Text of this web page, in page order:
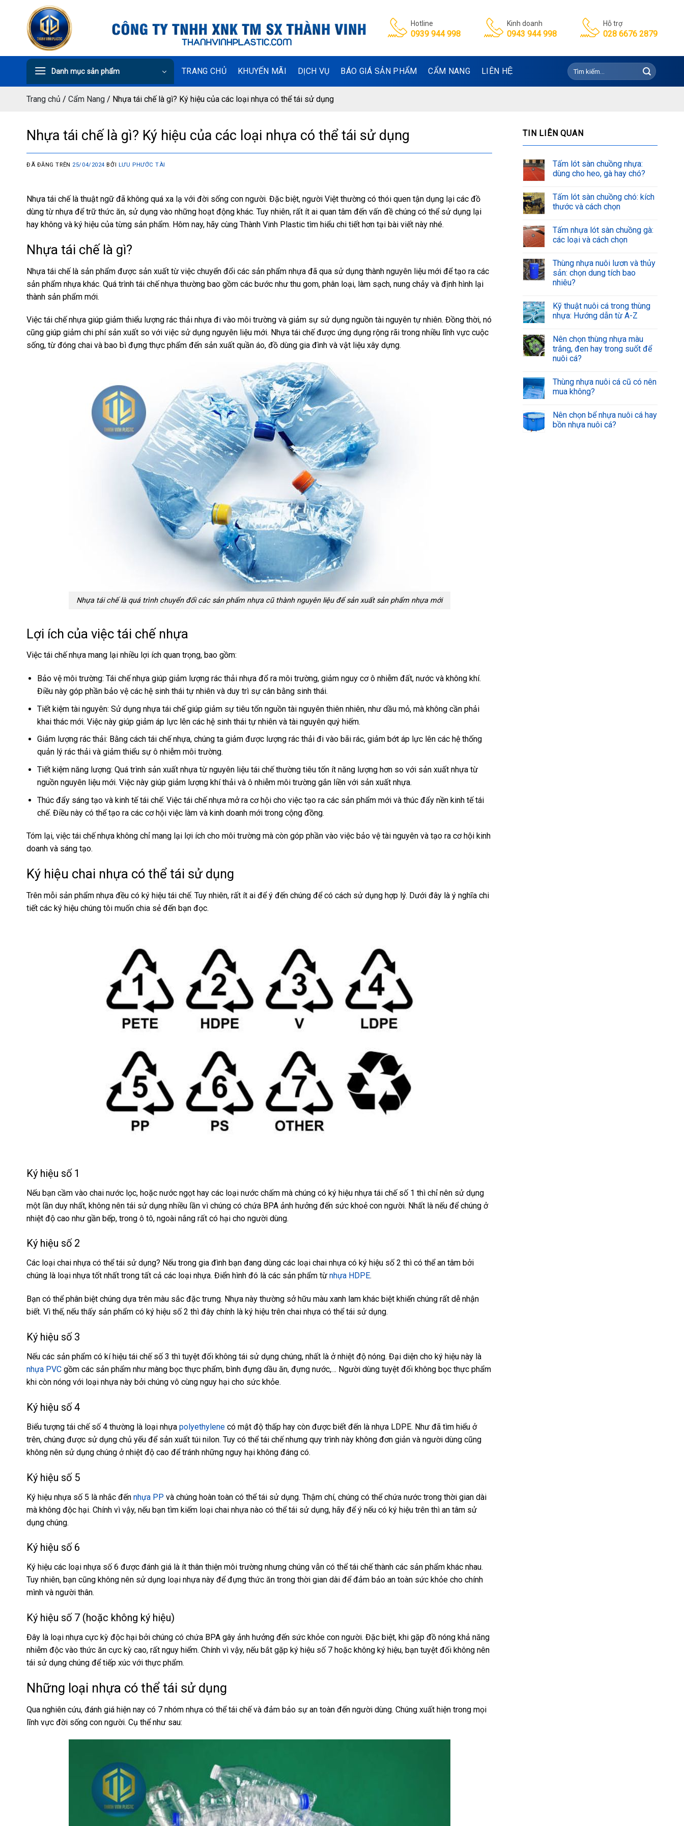
Hotline
0939 944 998
Kinh doanh
0943 944 998
Hỗ trợ
028 6676 2879
Danh mục sản phẩm TRANG CHỦ KHUYẾN MÃI DỊCH VỤ BÁO GIÁ SẢN PHẨM CẨM NANG LIÊN HỆ
Tìm
kiếm:
Trang chủ / Cẩm Nang / Nhựa tái chế là gì? Ký hiệu của các loại nhựa có thể tái sử dụng
Nhựa tái chế là gì? Ký hiệu của các loại nhựa có thể tái sử dụng
ĐÃ ĐĂNG TRÊN 25/04/2024 BỞI LƯU PHƯỚC TÀI
Nhựa tái chế là thuật ngữ đã không quá xa lạ với đời sống con người. Đặc biệt, người Việt thường có thói quen tận dụng lại các đồ
dùng từ nhựa để trữ thức ăn, sử dụng vào những hoạt động khác. Tuy nhiên, rất ít ai quan tâm đến vấn đề chúng có thể sử dụng lại
hay không và ký hiệu của từng sản phẩm. Hôm nay, hãy cùng Thành Vinh Plastic tìm hiểu chi tiết hơn tại bài viết này nhé.
Nhựa tái chế là gì?
Nhựa tái chế là sản phẩm được sản xuất từ việc chuyển đổi các sản phẩm nhựa đã qua sử dụng thành nguyên liệu mới để tạo ra các
sản phẩm nhựa khác. Quá trình tái chế nhựa thường bao gồm các bước như thu gom, phân loại, làm sạch, nung chảy và định hình lại
thành sản phẩm mới.
Việc tái chế nhựa giúp giảm thiểu lượng rác thải nhựa đi vào môi trường và giảm sự sử dụng nguồn tài nguyên tự nhiên. Đồng thời, nó
cũng giúp giảm chi phí sản xuất so với việc sử dụng nguyên liệu mới. Nhựa tái chế được ứng dụng rộng rãi trong nhiều lĩnh vực cuộc
sống, từ đóng chai và bao bì đựng thực phẩm đến sản xuất quần áo, đồ dùng gia đình và vật liệu xây dựng.
Nhựa tái chế là quá trình chuyển đổi các sản phẩm nhựa cũ thành nguyên liệu để sản xuất sản phẩm nhựa mới
Lợi ích của việc tái chế nhựa
Việc tái chế nhựa mang lại nhiều lợi ích quan trọng, bao gồm:
Bảo vệ môi trường: Tái chế nhựa giúp giảm lượng rác thải nhựa đổ ra môi trường, giảm nguy cơ ô nhiễm đất, nước và không khí.
Điều này góp phần bảo vệ các hệ sinh thái tự nhiên và duy trì sự cân bằng sinh thái.
Tiết kiệm tài nguyên: Sử dụng nhựa tái chế giúp giảm sự tiêu tốn nguồn tài nguyên thiên nhiên, như dầu mỏ, mà không cần phải
khai thác mới. Việc này giúp giảm áp lực lên các hệ sinh thái tự nhiên và tài nguyên quý hiếm.
Giảm lượng rác thải: Bằng cách tái chế nhựa, chúng ta giảm được lượng rác thải đi vào bãi rác, giảm bớt áp lực lên các hệ thống
quản lý rác thải và giảm thiểu sự ô nhiễm môi trường.
Tiết kiệm năng lượng: Quá trình sản xuất nhựa từ nguyên liệu tái chế thường tiêu tốn ít năng lượng hơn so với sản xuất nhựa từ
nguồn nguyên liệu mới. Việc này giúp giảm lượng khí thải và ô nhiễm môi trường gắn liền với sản xuất nhựa.
Thúc đẩy sáng tạo và kinh tế tái chế: Việc tái chế nhựa mở ra cơ hội cho việc tạo ra các sản phẩm mới và thúc đẩy nền kinh tế tái
chế. Điều này có thể tạo ra các cơ hội việc làm và kinh doanh mới trong cộng đồng.
Tóm lại, việc tái chế nhựa không chỉ mang lại lợi ích cho môi trường mà còn góp phần vào việc bảo vệ tài nguyên và tạo ra cơ hội kinh
doanh và sáng tạo.
Ký hiệu chai nhựa có thể tái sử dụng
Trên mỗi sản phẩm nhựa đều có ký hiệu tái chế. Tuy nhiên, rất ít ai để ý đến chúng để có cách sử dụng hợp lý. Dưới đây là ý nghĩa chi
tiết các ký hiệu chúng tôi muốn chia sẻ đến bạn đọc.
Ký hiệu số 1
Nếu bạn cầm vào chai nước lọc, hoặc nước ngọt hay các loại nước chấm mà chúng có ký hiệu nhựa tái chế số 1 thì chỉ nên sử dụng
một lần duy nhất, không nên tái sử dụng nhiều lần vì chúng có chứa BPA ảnh hưởng đến sức khoẻ con người. Nhất là nếu để chúng ở
nhiệt độ cao như gần bếp, trong ô tô, ngoài nắng rất có hại cho người dùng.
Ký hiệu số 2
Các loại chai nhựa có thể tái sử dụng? Nếu trong gia đình bạn đang dùng các loại chai nhựa có ký hiệu số 2 thì có thể an tâm bởi
chúng là loại nhựa tốt nhất trong tất cả các loại nhựa. Điển hình đó là các sản phẩm từ nhựa HDPE.
Bạn có thể phân biệt chúng dựa trên màu sắc đặc trưng. Nhựa này thường sở hữu màu xanh lam khác biệt khiến chúng rất dễ nhận
biết. Vì thế, nếu thấy sản phẩm có ký hiệu số 2 thì đây chính là ký hiệu trên chai nhựa có thể tái sử dụng.
Ký hiệu số 3
Nếu các sản phẩm có kí hiệu tái chế số 3 thì tuyệt đối không tái sử dụng chúng, nhất là ở nhiệt độ nóng. Đại diện cho ký hiệu này là
nhựa PVC gồm các sản phẩm như màng bọc thực phẩm, bình đựng dầu ăn, đựng nước,… Người dùng tuyệt đối không bọc thực phẩm
khi còn nóng với loại nhựa này bởi chúng vô cùng nguy hại cho sức khỏe.
Ký hiệu số 4
Biểu tượng tái chế số 4 thường là loại nhựa polyethylene có mật độ thấp hay còn được biết đến là nhựa LDPE. Như đã tìm hiểu ở
trên, chúng được sử dụng chủ yếu để sản xuất túi nilon. Tuy có thể tái chế nhưng quy trình này không đơn giản và người dùng cũng
không nên sử dụng chúng ở nhiệt độ cao để tránh những nguy hại không đáng có.
Ký hiệu số 5
Ký hiệu nhựa số 5 là nhắc đến nhựa PP và chúng hoàn toàn có thể tái sử dụng. Thậm chí, chúng có thể chứa nước trong thời gian dài
mà không độc hại. Chính vì vậy, nếu bạn tìm kiếm loại chai nhựa nào có thể tái sử dụng, hãy để ý nếu có ký hiệu trên thì an tâm sử
dụng chúng.
Ký hiệu số 6
Ký hiệu các loại nhựa số 6 được đánh giá là ít thân thiện môi trường nhưng chúng vẫn có thể tái chế thành các sản phẩm khác nhau.
Tuy nhiên, bạn cũng không nên sử dụng loại nhựa này để đựng thức ăn trong thời gian dài để đảm bảo an toàn sức khỏe cho chính
mình và người thân.
Ký hiệu số 7 (hoặc không ký hiệu)
Đây là loại nhựa cực kỳ độc hại bởi chúng có chứa BPA gây ảnh hưởng đến sức khỏe con người. Đặc biệt, khi gặp đồ nóng khả năng
nhiễm độc vào thức ăn cực kỳ cao, rất nguy hiểm. Chính vì vậy, nếu bắt gặp ký hiệu số 7 hoặc không ký hiệu, bạn tuyệt đối không nên
tái sử dụng chúng để tiếp xúc với thực phẩm.
Những loại nhựa có thể tái sử dụng
Qua nghiên cứu, đánh giá hiện nay có 7 nhóm nhựa có thể tái chế và đảm bảo sự an toàn đến người dùng. Chúng xuất hiện trong mọi
lĩnh vực đời sống con người. Cụ thể như sau:
TIN LIÊN QUAN
Tấm lót sàn chuồng nhựa:
dùng cho heo, gà hay chó?
Tấm lót sàn chuồng chó: kích
thước và cách chọn
Tấm nhựa lót sàn chuồng gà:
các loại và cách chọn
Thùng nhựa nuôi lươn và thủy
sản: chọn dung tích bao
nhiêu?
Kỹ thuật nuôi cá trong thùng
nhựa: Hướng dẫn từ A-Z
Nên chọn thùng nhựa màu
trắng, đen hay trong suốt để
nuôi cá?
Thùng nhựa nuôi cá cũ có nên
mua không?
Nên chọn bể nhựa nuôi cá hay
bồn nhựa nuôi cá?